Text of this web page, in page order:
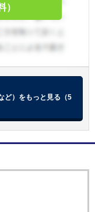
おおむね４週間以上対
金の額の合計が50万円
）
ど）をもっと見る（5